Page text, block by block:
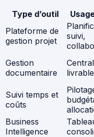
Type d’outil
Plateforme de
gestion projet
suivi,
Gestion
documentaire
Suivi temps et
coûts
Business
Intelligence